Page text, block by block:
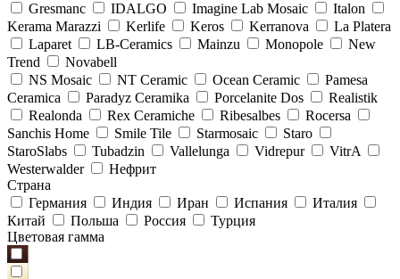
Gresmanc
IDALGO Imagine Lab Mosaic
Italon
Kerama Marazzi
Kerlife Keros Kerranova
La Platera
Laparet
LB-Ceramics Mainzu Monopole
New
Trend
Novabell
NS Mosaic
NT Ceramic Ocean Ceramic
Pamesa
Ceramica
Paradyz Сeramika Porcelanite Dos
Realistik
Realonda
Rex Ceramiche Ribesalbes
Rocersa
Sanchis Home
Smile Tile Starmosaic
Staro
StaroSlabs
Tubadzin Vallelunga Vidrepur
VitrA
Westerwalder
Нефрит
Страна
Германия
Индия Иран Испания
Италия
Китай
Польша Россия
Турция
Цветовая гамма